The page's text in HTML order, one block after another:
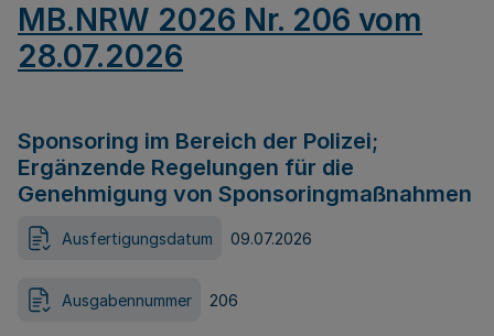
MB.NRW 2026 Nr. 206 vom
28.07.2026
Sponsoring im Bereich der Polizei;
Ergänzende Regelungen für die
Genehmigung von Sponsoringmaßnahmen
Ausfertigungsdatum 09.07.2026
Ausgabennummer 206